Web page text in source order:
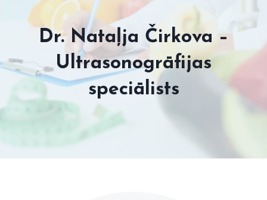
Dr. Nataļja Čirkova –
Ultrasonogrāfijas
speciālists